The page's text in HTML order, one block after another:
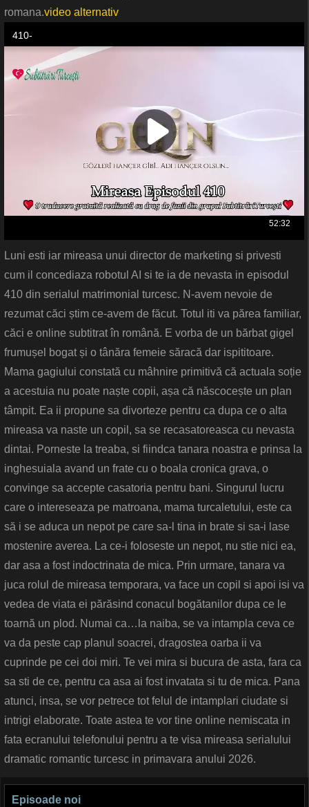
romana.video alternativ
Luni esti iar mireasa unui director de marketing si privesti
cum il concediaza robotul AI si te ia de nevasta in episodul
410 din serialul matrimonial turcesc. N-avem nevoie de
rezumat căci știm ce-avem de făcut. Totul iti va părea familiar,
căci e online subtitrat în română. E vorba de un bărbat gigel
frumușel bogat și o tânăra femeie săracă dar ispititoare.
Mama gagiului constată cu mâhnire primitivă că actuala soție
a acestuia nu poate naște copii, așa că născocește un plan
tâmpit. Ea ii propune sa divorteze pentru ca dupa ce o alta
mireasa va naste un copil, sa se recasatoreasca cu nevasta
dintai. Porneste la treaba, si fiindca tanara noastra e prinsa la
inghesuiala avand un frate cu o boala cronica grava, o
convinge sa accepte casatoria pentru bani. Singurul lucru
care o intereseaza pe matroana, mama turcaletului, este ca
să i se aduca un nepot pe care sa-l tina in brate si sa-i lase
mostenire averea. La ce-i foloseste un nepot, nu stie nici ea,
dar asa a fost indoctrinata de mica. Prin urmare, tanara va
juca rolul de mireasa temporara, va face un copil si apoi isi va
vedea de viata ei părăsind conacul bogătanilor dupa ce le
toarnă un plod. Numai ca…la naiba, se va intampla ceva ce
va da peste cap planul soacrei, dragostea oarba ii va
cuprinde pe cei doi miri. Te vei mira si bucura de asta, fara ca
sa sti de ce, pentru ca asa ai fost invatata si tu de mica. Pana
atunci, insa, se vor petrece tot felul de intamplari ciudate si
intrigi elaborate. Toate astea te vor tine online nemiscata in
fata ecranului telefonului pentru a te visa mireasa serialului
dramatic romantic turcesc in primavara anului 2026.
Episoade noi